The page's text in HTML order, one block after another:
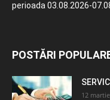
perioada 03.08.2026-
POSTĂRI
12